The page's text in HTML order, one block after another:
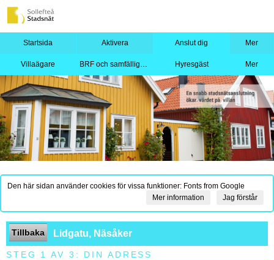
Startsida Aktivera Anslut dig Mer
Villaägare BRF och samfällighet Hyresgäst Mer
Den här sidan använder cookies för vissa funktioner: Fonts from Google
Jag förstår
Mer information
Tillbaka Lidgatu, Näsåker
STEG 1 AV 3: DIN ADRESS